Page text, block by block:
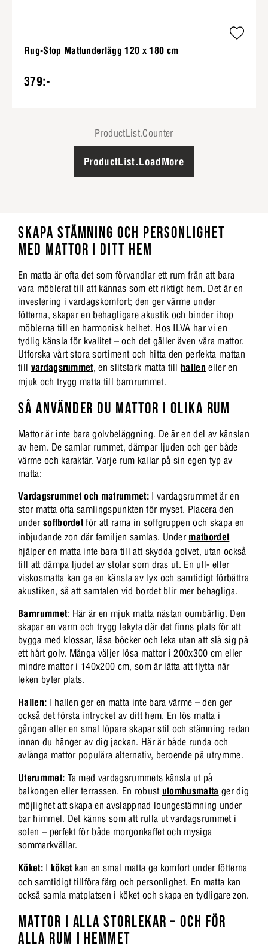
Rug-Stop Mattunderlägg 120 x 180 cm
379:-
ProductList.Counter
ProductList.LoadMore
SKAPA STÄMNING OCH PERSONLIGHET
MED MATTOR I DITT HEM
En matta är ofta det som förvandlar ett rum från att bara
vara möblerat till att kännas som ett riktigt hem. Det är en
investering i vardagskomfort; den ger värme under
fötterna, skapar en behagligare akustik och binder ihop
möblerna till en harmonisk helhet. Hos ILVA har vi en
tydlig känsla för kvalitet – och det gäller även våra mattor.
Utforska vårt stora sortiment och hitta den perfekta mattan
till vardagsrummet, en slitstark matta till hallen eller en
mjuk och trygg matta till barnrummet.
SÅ ANVÄNDER DU MATTOR I OLIKA RUM
Mattor är inte bara golvbeläggning. De är en del av känslan
av hem. De samlar rummet, dämpar ljuden och ger både
värme och karaktär. Varje rum kallar på sin egen typ av
matta:
Vardagsrummet och matrummet:I vardagsrummet är en
stor matta ofta samlingspunkten för myset. Placera den
under soffbordet för att rama in soffgruppen och skapa en
inbjudande zon där familjen samlas. Under matbordet
hjälper en matta inte bara till att skydda golvet, utan också
till att dämpa ljudet av stolar som dras ut. En ull- eller
viskosmatta kan ge en känsla av lyx och samtidigt förbättra
akustiken, så att samtalen vid bordet blir mer behagliga.
Barnrummet: Här är en mjuk matta nästan oumbärlig. Den
skapar en varm och trygg lekyta där det finns plats för att
bygga med klossar, läsa böcker och leka utan att slå sig på
ett hårt golv. Många väljer lösa mattor i 200x300 cm eller
mindre mattor i 140x200 cm, som är lätta att flytta när
leken byter plats.
Hallen: I hallen ger en matta inte bara värme – den ger
också det första intrycket av ditt hem. En lös matta i
gången eller en smal löpare skapar stil och stämning redan
innan du hänger av dig jackan. Här är både runda och
avlånga mattor populära alternativ, beroende på utrymme.
Uterummet: Ta med vardagsrummets känsla ut på
balkongen eller terrassen. En robust utomhusmatta ger dig
möjlighet att skapa en avslappnad loungestämning under
bar himmel. Det känns som att rulla ut vardagsrummet i
solen – perfekt för både morgonkaffet och mysiga
sommarkvällar.
Köket:I köket kan en smal matta ge komfort under fötterna
och samtidigt tillföra färg och personlighet. En matta kan
också samla matplatsen i köket och skapa en tydligare zon.
MATTOR I ALLA STORLEKAR – OCH FÖR
ALLA RUM I HEMMET